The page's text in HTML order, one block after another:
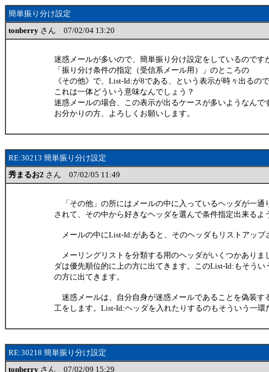
簡単振り分け設定
tonberry さん 07/02/04 13:20
迷惑メールが多いので、簡単振り分け設定をしているのです
「振り分け条件の指定（受信系メール用）」のところの
《その他》で、List-Id:が8である、という表示が時々出るの
これは一体どういう意味なんでしょう？
迷惑メールの場合、この表示が出るケースが多いようなん
お分かりの方、よろしくお願いします。
RE:30213 簡単振り分け設定
秀まるお2 さん 07/02/05 11:49
「その他」の所にはメールの中に入っているヘッダが一通
されて、その中から好きなヘッダを選んで条件指定出来るよ
メールの中にList-Id:があると、そのヘッダもリストアップ
メーリングリストを分類する用のヘッダがいくつかありま
ダは優先順位的に上の方に出てきます。このList-Id:もそうい
の方に出てきます。
迷惑メールは、自分自身が迷惑メールであることを偽装す
工をします。List-Id:ヘッダを入れたりするのもそういう一環
RE:30218 簡単振り分け設定
tonberry さん 07/02/09 15:29